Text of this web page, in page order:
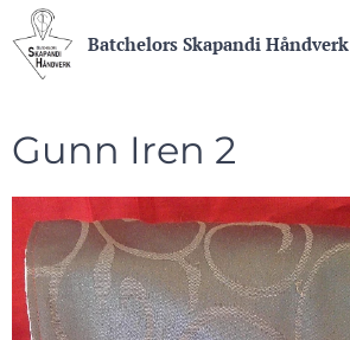
Batchelors Skapandi Håndverk
Gunn Iren 2